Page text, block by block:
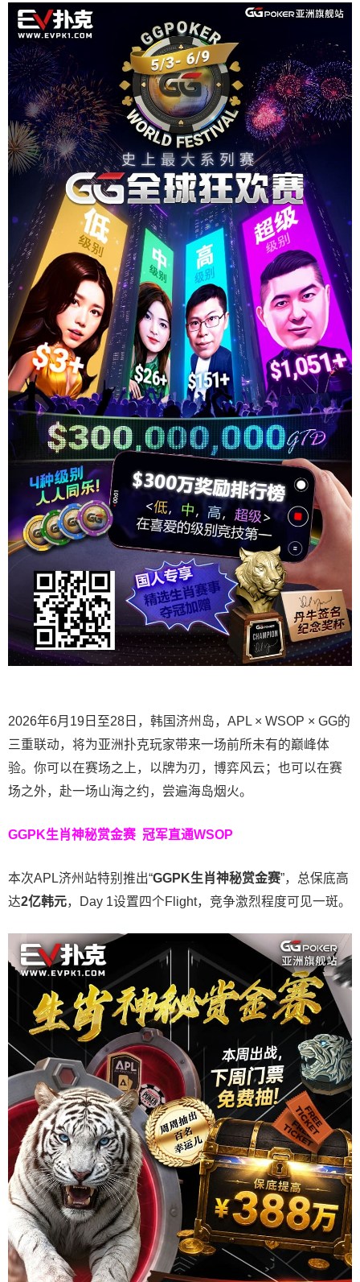
2026年6月19日至28日，韩国济州岛，APL × WSOP × GG的
三重联动，将为亚洲扑克玩家带来一场前所未有的巅峰体
验。 你可以在赛场之上，以牌为刃，博弈风云；也可以在赛
场之外，赴一场山海之约，尝遍海岛烟火。
GGPK生肖神秘赏金赛 冠军直通WSOP
本次APL济州站特别推出“GGPK生肖神秘赏金赛”，总保底高
达2亿韩元，Day 1设置四个Flight，竞争激烈程度可见一斑。